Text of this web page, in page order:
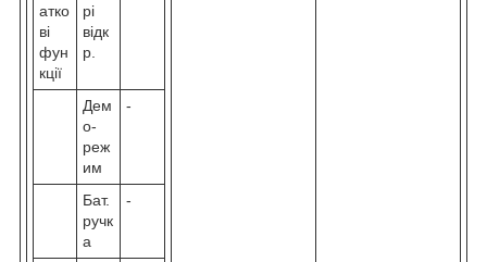
атко
ві
фун
кції
рі
відк
р.
Дем
о-
реж
им
-
Бат.
ручк
а
-